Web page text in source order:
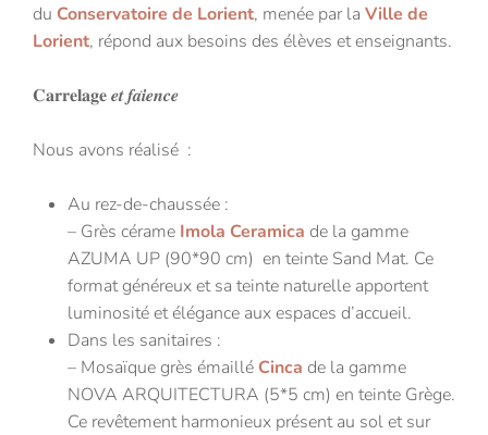
du Conservatoire de Lorient, menée par la Ville de
Lorient, répond aux besoins des élèves et enseignants.
𝐂𝐚𝐫𝐫𝐞𝐥𝐚𝐠𝐞 𝒆𝒕 𝒇𝒂𝒊̈𝒆𝒏𝒄𝒆
Nous avons réalisé :
Au rez-de-chaussée :
– Grès cérame Imola Ceramica de la gamme
AZUMA UP (90*90 cm) en teinte Sand Mat. Ce
format généreux et sa teinte naturelle apportent
luminosité et élégance aux espaces d’accueil.
Dans les sanitaires :
– Mosaïque grès émaillé Cinca de la gamme
NOVA ARQUITECTURA (5*5 cm) en teinte Grège.
Ce revêtement harmonieux présent au sol et sur